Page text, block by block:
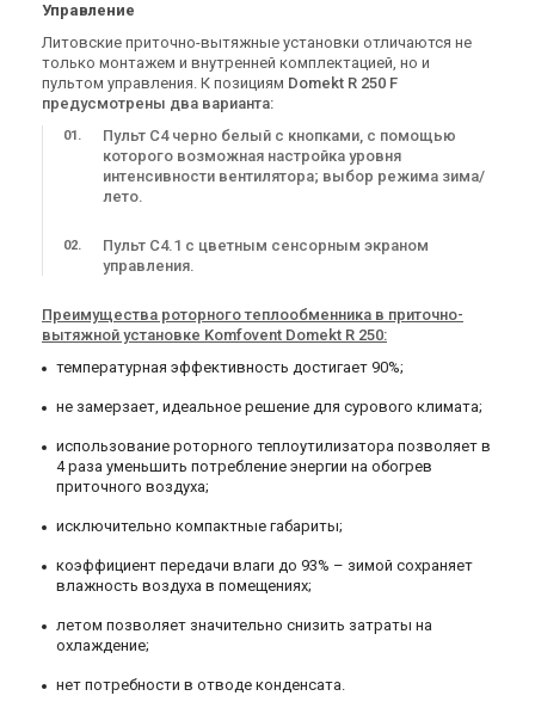
Приточно-вытяжная
установка Komfovent VSO-
R1-F7/M5-C8-L/A
Купить
Приточно-вытяжная
установка Komfovent VSO-
R2-F7/M5-C8-L/A
Купить
В наличии
Приточно-вытяжная
F7/M5-C6-L/A
153 406 грн
Купить
Приточно-вытяжная
F7/M5-C6-L/A
153 406 грн
Купить
В наличии Оставить отзыв
Приточно-вытяжная
В наличии
Приточно-вытяжная
Управление
Литовские приточно-вытяжные установки отличаются не
только монтажем и внутренней комплектацией, но и
пультом управления. К позициям Domekt R 250 F
предусмотрены два варианта:
Пульт С4 черно белый с кнопками, с помощью
которого возможная настройка уровня
интенсивности вентилятора; выбор режима зима/
лето.
Пульт С4.1 с цветным сенсорным экраном
управления.
Преимущества роторного теплообменника в приточно-
вытяжной установке Komfovent Domekt R 250:
температурная эффективность достигает 90%;
не замерзает, идеальное решение для сурового климата;
использование роторного теплоутилизатора позволяет в
4 раза уменьшить потребление энергии на обогрев
приточного воздуха;
исключительно компактные габариты;
коэффициент передачи влаги до 93% – зимой сохраняет
влажность воздуха в помещениях;
летом позволяет значительно снизить затраты на
охлаждение;
нет потребности в отводе конденсата.